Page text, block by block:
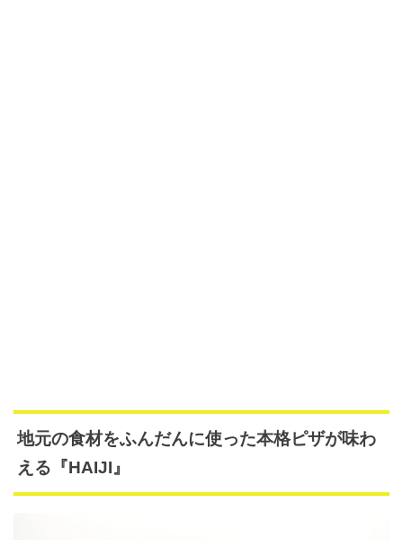
地元の食材をふんだんに使った本格ピザが味わ
える『HAIJI』